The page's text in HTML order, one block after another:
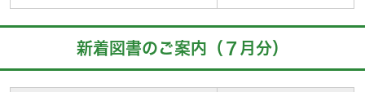
新着図書のご案内（７月分）